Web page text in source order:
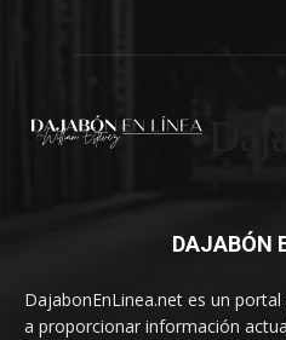
DAJABÓN
DajabonEnLinea.net es un
a proporcionar información